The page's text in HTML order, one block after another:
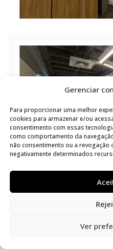
Gerenciar
Para proporcionar uma melhor
cookies para armazenar e/ou
consentimento com essas
como comportamento da
não consentimento ou a
negativamente determinados
Ver